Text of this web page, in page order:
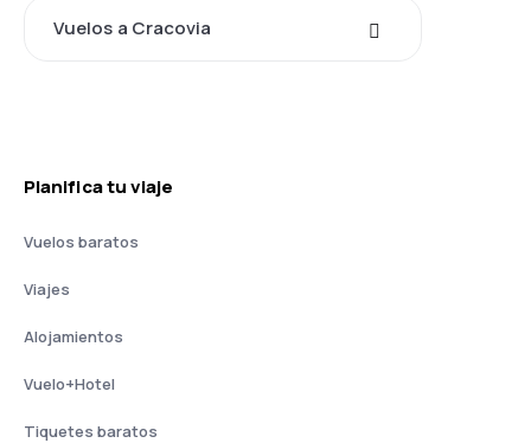
Vuelos a Cracovia
Planifica tu viaje
Vuelos baratos
Viajes
Alojamientos
Vuelo+Hotel
Tiquetes baratos